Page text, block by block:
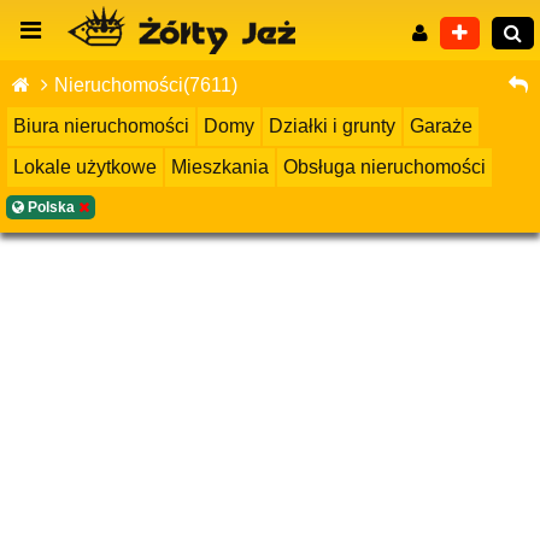
Nieruchomości(7611)
Biura nieruchomości
Domy Działki i grunty
Garaże
Lokale użytkowe
Mieszkania Obsługa nieruchomości
Polska